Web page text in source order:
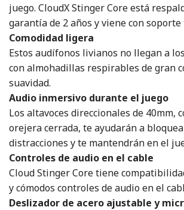
juego. CloudX Stinger Core está
garantía de 2 años y viene con
Comodidad ligera
Estos audífonos livianos no llegan a
con almohadillas respirables de gran
suavidad.
Audio inmersivo durante el juego
Los altavoces direccionales de 40mm,
orejera cerrada, te ayudarán a
distracciones y te mantendrán en el
Controles de audio en el cable
Cloud Stinger Core tiene
y cómodos controles de audio en el
Deslizador de acero ajustable y